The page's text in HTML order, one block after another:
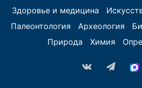
Здоровье и медицина
Палеонтология
Археология
Природа
Химия
vk.com